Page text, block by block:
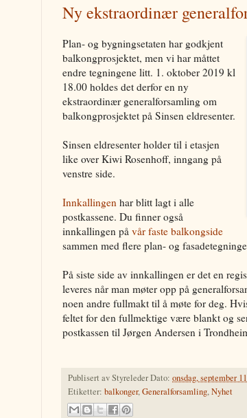
Ny ekstraordinær
Plan- og bygningsetaten har godkjent
balkongprosjektet, men vi har måttet
endre tegningene litt. 1. oktober 2019 kl
18.00 holdes det derfor en ny
ekstraordinær generalforsamling om
balkongprosjektet på Sinsen eldresenter.
Sinsen eldresenter holder til i etasjen
like over Kiwi Rosenhoff, inngang på
venstre side.
Innkallingen har blitt lagt i alle
postkassene. Du finner også
innkallingen på vår faste balkongside
sammen med flere plan- og
På siste side av innkallingen er det en
leveres når man møter opp på
noen andre fullmakt til å møte for deg.
feltet for den fullmektige være blankt og
postkassen til Jørgen Andersen i
Publisert avStyrelederDato: onsdag, september
Etiketter: balkonger,Generalforsamling,Nyhet